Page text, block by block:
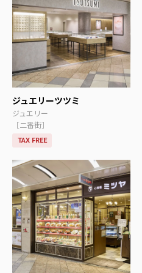
ジュエリーツツミ
ジュエリー
［二番街］
TAX FREE